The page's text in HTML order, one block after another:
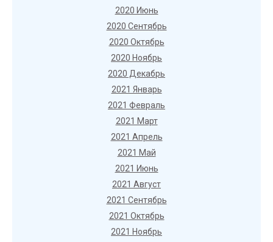
2020 Июнь
2020 Сентябрь
2020 Октябрь
2020 Ноябрь
2020 Декабрь
2021 Январь
2021 Февраль
2021 Март
2021 Апрель
2021 Май
2021 Июнь
2021 Август
2021 Сентябрь
2021 Октябрь
2021 Ноябрь